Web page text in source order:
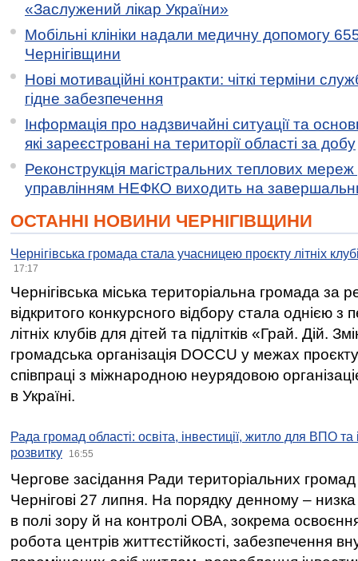
«Заслужений лікар України»
Мобільні клініки надали медичну допомогу
Чернігівщини
Нові мотиваційні контракти: чіткі терміни
гідне забезпечення
Інформація про надзвичайні ситуації та
які зареєстровані на території області за добу
Реконструкція магістральних теплових мереж
управлінням НЕФКО виходить на
ОСТАННІ НОВИНИ ЧЕРНІГІВЩИНИ
Чернігівська громада стала учасницею проєкту літніх
17:17
Чернігівська міська територіальна громада за
відкритого конкурсного відбору стала однією
літніх клубів для дітей та підлітків «Грай. Дій.
громадська організація DOCCU у межах
співпраці з міжнародною неурядовою
в Україні.
Рада громад області: освіта, інвестиції, житло для ВПО
розвитку
16:55
Чергове засідання Ради територіальних громад
Чернігові 27 липня. На порядку денному –
в полі зору й на контролі ОВА, зокрема освоєння
робота центрів життєстійкості, забезпечення